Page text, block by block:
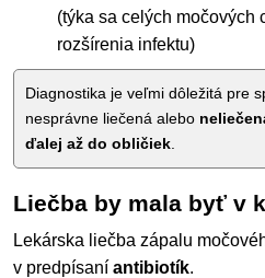
(týka sa celých močových
rozšírenia infektu)
Diagnostika je veľmi dôležitá pre
nesprávne liečená alebo
ďalej až do obličiek
Liečba by mala byť v
Lekárska liečba zápalu
v predpísaní antibiotík.